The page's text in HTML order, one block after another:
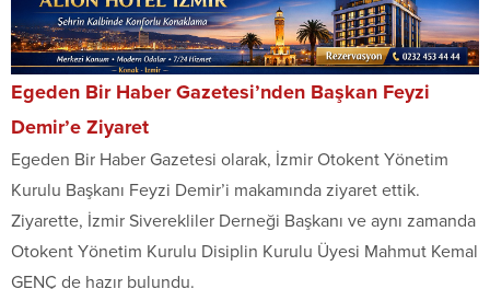
Egeden Bir Haber Gazetesi’nden Başkan Feyzi
Demir’e Ziyaret
Egeden Bir Haber Gazetesi olarak, İzmir Otokent Yönetim
Kurulu Başkanı Feyzi Demir’i makamında ziyaret ettik.
Ziyarette, İzmir Siverekliler Derneği Başkanı ve aynı zamanda
Otokent Yönetim Kurulu Disiplin Kurulu Üyesi Mahmut Kemal
GENÇ de hazır bulundu.